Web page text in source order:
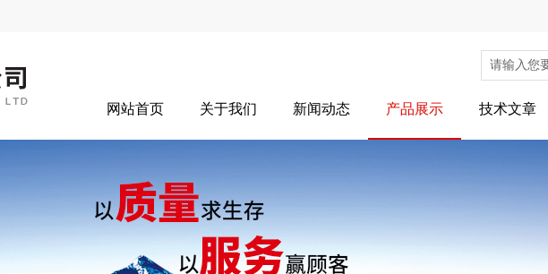
网站首页 关于我们 新闻动态 产品展示 技术文章